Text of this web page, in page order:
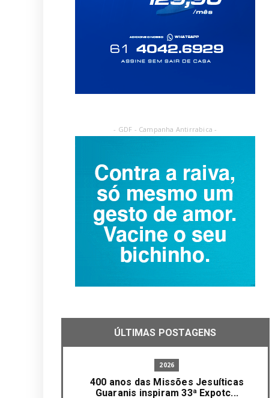
- GDF - Campanha Antirrabica -
ÚLTIMAS POSTAGENS
2026
400 anos das Missões Jesuíticas
Guaranis inspiram 33ª Expotc...